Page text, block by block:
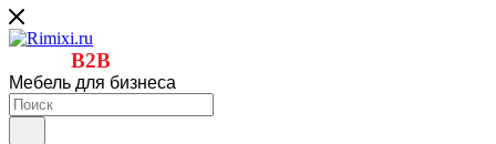
B2B
Мебель для бизнеса